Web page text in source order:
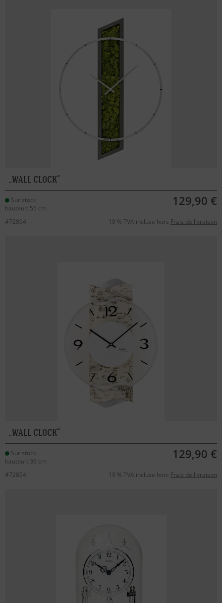
wall clock
Sur stock
hauteur: 55 cm
129,90 €
#72864 19 % TVA incluse hors Frais de livraison
wall clock
Sur stock
hauteur: 39 cm
129,90 €
#72854 19 % TVA incluse hors Frais de livraison